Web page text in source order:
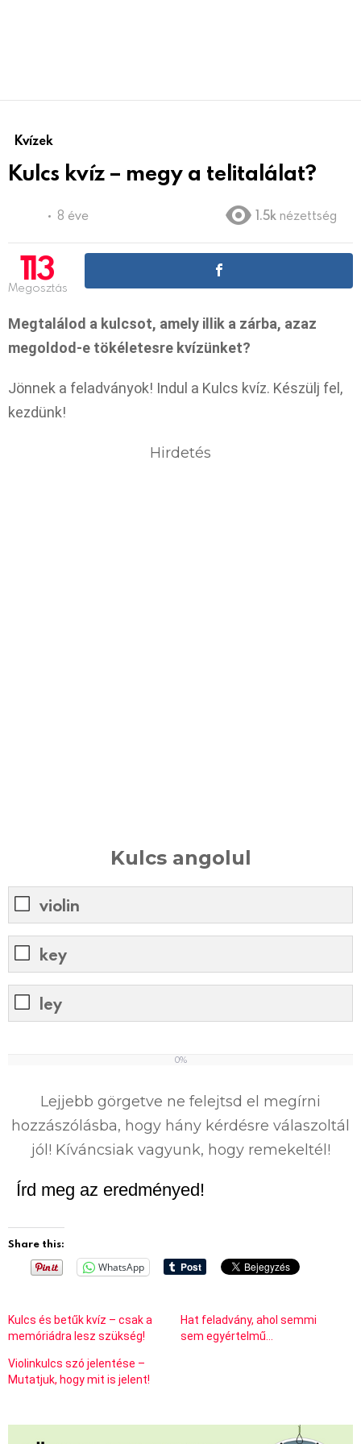
Kvízek
Kulcs kvíz – megy a telitalálat?
8 éve 1.5k nézettség
113
Megosztás
Megtalálod a kulcsot, amely illik a zárba, azaz
megoldod-e tökéletesre kvízünket?
Jönnek a feladványok! Indul a Kulcs kvíz. Készülj fel,
kezdünk!
Hirdetés
Kulcs angolul
violin
key
ley
0%
Lejjebb görgetve ne felejtsd el megírni
hozzászólásba, hogy hány kérdésre válaszoltál
jól! Kíváncsiak vagyunk, hogy remekeltél!
Írd meg az eredményed!
Share this:
WhatsApp
Kulcs és betűk kvíz – csak a
memóriádra lesz szükség!
Hat feladvány, ahol semmi
sem egyértelmű…
Violinkulcs szó jelentése –
Mutatjuk, hogy mit is jelent!